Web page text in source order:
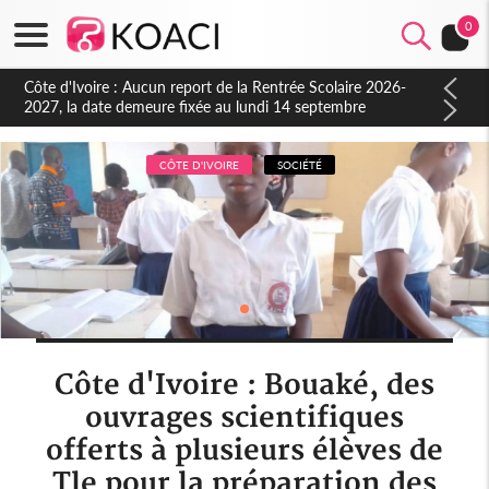
0
Côte d'Ivoire : Indépendance à Blahou, le sous-préfet : « La
fête nous invite à mesurer le chemin parcouru et à renouveler
notre engagement collectif en faveur du développement »
CÔTE D'IVOIRE SOCIÉTÉ
Côte d'Ivoire : Bouaké, des
ouvrages scientifiques
offerts à plusieurs élèves de